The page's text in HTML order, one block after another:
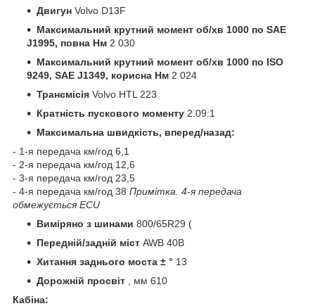
Двигун Volvo D13F
Максимальний крутний момент об/хв 1000 по SAE
J1995, повна Нм 2 030
Максимальний крутний момент об/хв 1000 по ISO
9249, SAE J1349, корисна Нм 2 024
Трансмісія Volvo HTL 223
Кратність пускового моменту 2.09:1
Максимальна швидкість, вперед/назад:
- 1-я передача км/год 6,1
- 2-я передача км/год 12,6
- 3-я передача км/год 23,5
- 4-я передача км/год 38 Примітка. 4-я передача
обмежується ECU
Виміряно з шинами 800/65R29 (
Передній/задній міст AWB 40B
Хитання заднього моста ± ° 13
Дорожній просвіт , мм 610
Кабіна: